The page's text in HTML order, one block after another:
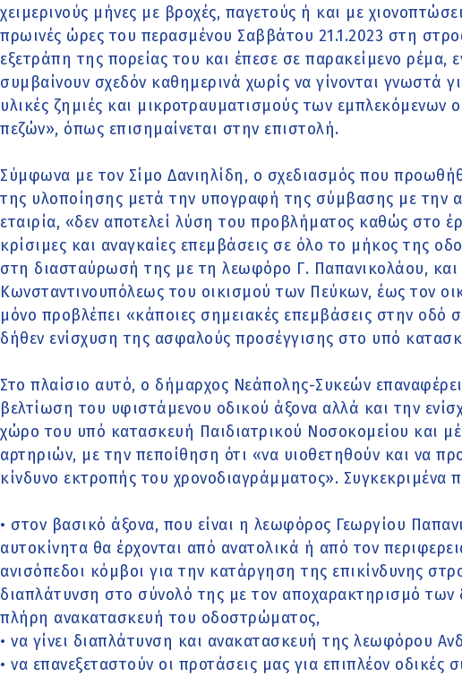
χειμερινούς μήνες με βροχές, παγετούς ή και με
πρωινές ώρες του περασμένου Σαββάτου 21.1.2023 στη
εξετράπη της πορείας του και έπεσε σε παρακείμενο ρέμα,
συμβαίνουν σχεδόν καθημερινά χωρίς να γίνονται γνωστά
υλικές ζημιές και μικροτραυματισμούς των εμπλεκόμενων
πεζών», όπως επισημαίνεται στην επιστολή.
Σύμφωνα με τον Σίμο Δανιηλίδη, ο σχεδιασμός που
της υλοποίησης μετά την υπογραφή της σύμβασης με την
εταιρία, «δεν αποτελεί λύση του προβλήματος καθώς στο
κρίσιμες και αναγκαίες επεμβάσεις σε όλο το μήκος της
στη διασταύρωσή της με τη λεωφόρο Γ. Παπανικολάου,
Κωνσταντινουπόλεως του οικισμού των Πεύκων, έως τον
μόνο προβλέπει «κάποιες σημειακές επεμβάσεις στην οδό
δήθεν ενίσχυση της ασφαλούς προσέγγισης στο υπό
Στο πλαίσιο αυτό, ο δήμαρχος Νεάπολης-Συκεών
βελτίωση του υφιστάμενου οδικού άξονα αλλά και την
χώρο του υπό κατασκευή Παιδιατρικού Νοσοκομείου και
αρτηριών, με την πεποίθηση ότι «να υιοθετηθούν και να
κίνδυνο εκτροπής του χρονοδιαγράμματος». Συγκεκριμένα
• στον βασικό άξονα, που είναι η λεωφόρος Γεωργίου
αυτοκίνητα θα έρχονται από ανατολικά ή από τον
ανισόπεδοι κόμβοι για την κατάργηση της επικίνδυνης
διαπλάτυνση στο σύνολό της με τον αποχαρακτηρισμό
πλήρη ανακατασκευή του οδοστρώματος,
• να γίνει διαπλάτυνση και ανακατασκευή της λεωφόρου
• να επανεξεταστούν οι προτάσεις μας για επιπλέον οδικές